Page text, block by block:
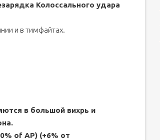
Колоссального удара
и в тимфайтах.
в большой вихрь и
of AP) (+6% от